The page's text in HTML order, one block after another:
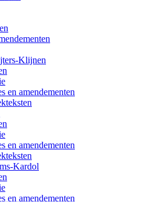
Klijnen
en amendementen
en amendementen
Kardol
en amendementen